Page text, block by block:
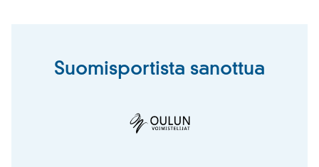
n
Suomisportista sanottua